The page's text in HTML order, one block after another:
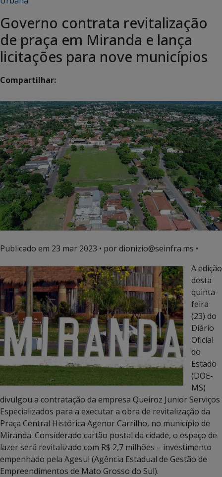
Governo contrata revitalização
de praça em Miranda e lança
licitações para nove municípios
Compartilhar:
Publicado em 23 mar 2023 • por dionizio@seinfra.ms •
A edição
desta
quinta-
feira
(23) do
Diário
Oficial
do
Estado
(DOE-
MS)
divulgou a contratação da empresa Queiroz Junior Serviços
Especializados para a executar a obra de revitalização da
Praça Central Histórica Agenor Carrilho, no município de
Miranda. Considerado cartão postal da cidade, o espaço de
lazer será revitalizado com R$ 2,7 milhões – investimento
empenhado pela Agesul (Agência Estadual de Gestão de
Empreendimentos de Mato Grosso do Sul).